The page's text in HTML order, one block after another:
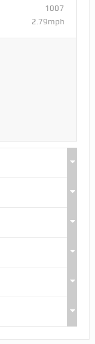
1007
2.79mph